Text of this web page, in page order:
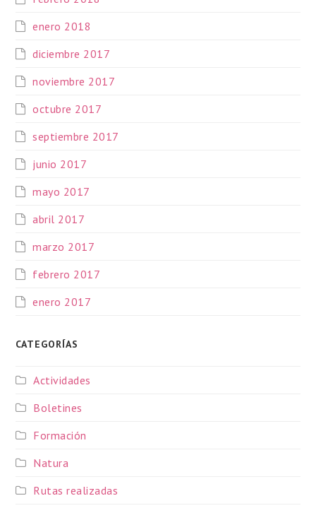
enero 2018
diciembre 2017
noviembre 2017
octubre 2017
septiembre 2017
junio 2017
mayo 2017
abril 2017
marzo 2017
febrero 2017
enero 2017
CATEGORÍAS
Actividades
Boletines
Formación
Natura
Rutas realizadas